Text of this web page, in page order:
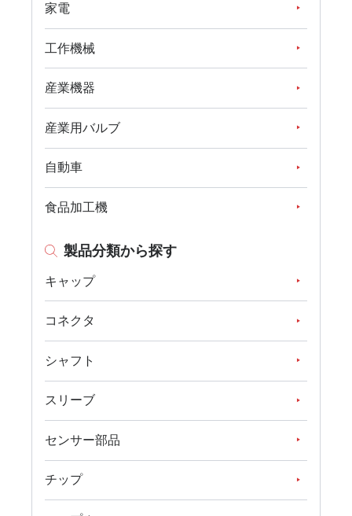
家電
工作機械
産業機器
産業用バルブ
自動車
食品加工機
製品分類から探す
キャップ
コネクタ
シャフト
スリーブ
センサー部品
チップ